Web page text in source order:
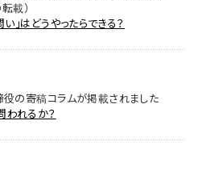
載）
」はどうやったらできる？
役の寄稿コラムが掲載されました
われるか？